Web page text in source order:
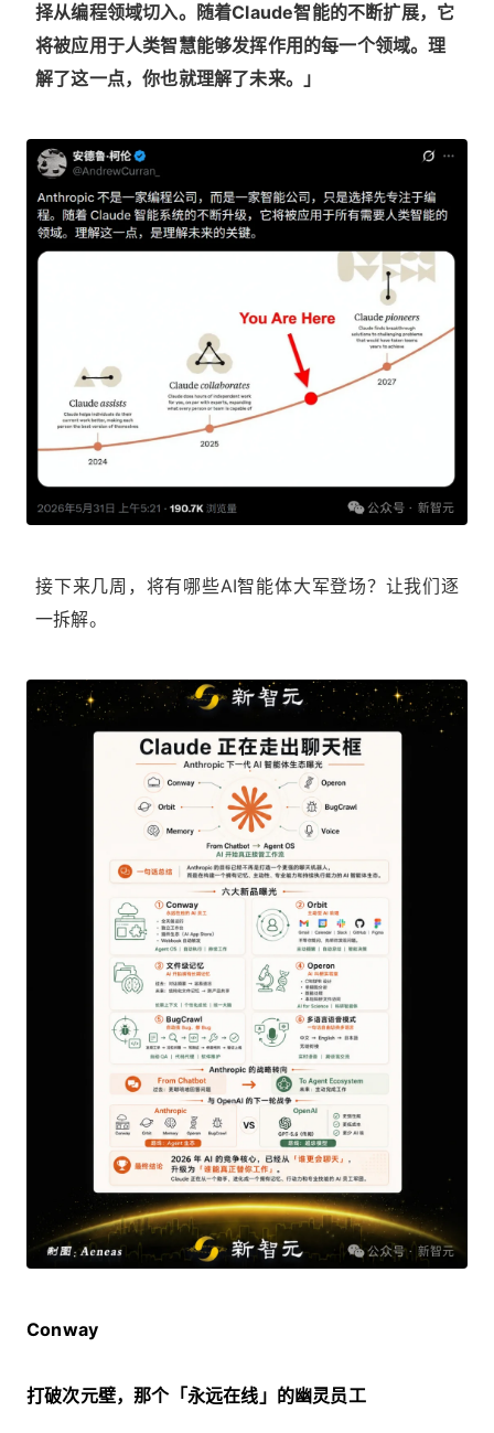
择从编程领域切入。随着Claude智能的不断扩展，它
将被应用于人类智慧能够发挥作用的每一个领域。理
解了这一点，你也就理解了未来。」
接下来几周，将有哪些AI智能体大军登场？让我们逐
一拆解。
Conway
打破次元壁，那个「永远在线」的幽灵员工